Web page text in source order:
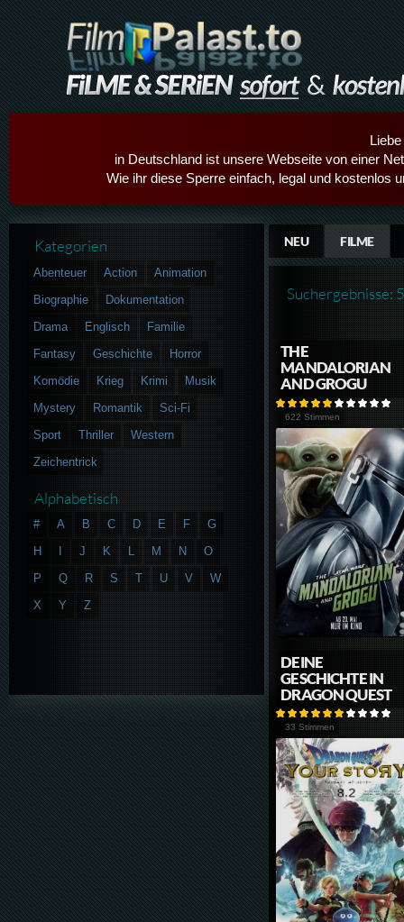
in Deutschland ist unsere Webseite von einer
Wie ihr diese Sperre einfach, legal und kostenlos
NEU FILME
Suchergebnisse: 5
THE
MANDALORIAN
AND GROGU
622 Stimmen
DEINE
GESCHICHTE IN
DRAGON QUEST
33 Stimmen
Kategorien
Abenteuer Action
Animation
Biographie
Dokumentation
Drama
Englisch
Familie
Fantasy
Geschichte
Horror
Komödie
Krieg Krimi
Musik
Mystery
Romantik
Sci-Fi
Sport
Thriller
Western
Zeichentrick
Alphabetisch
# A B C D E F
G
H
J K L M N
O
P
Q R S T U V
W
X
Y Z